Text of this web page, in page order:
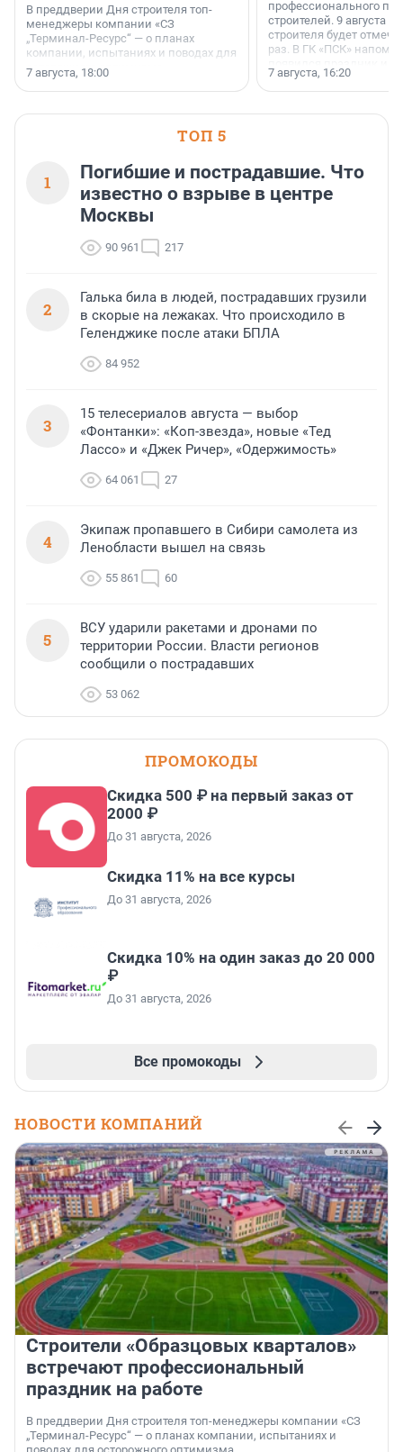
В преддверии Дня строителя топ-
менеджеры компании «СЗ
„Терминал-Ресурс“ — о планах
компании, испытаниях и поводах для
осторожного оптимизма.
7 августа, 18:00
профессионального
строителей. 9 августа
строителя будет
раз. В ГК «ПСК»
поменялась роль
7 августа, 16:20
ТОП 5
1
Погибшие и пострадавшие. Что
известно о взрыве в центре
Москвы
90 961 217
2
Галька била в людей, пострадавших грузили
в скорые на лежаках. Что происходило в
Геленджике после атаки БПЛА
84 952
3
15 телесериалов августа — выбор
«Фонтанки»: «Коп-звезда», новые «Тед
Лассо» и «Джек Ричер», «Одержимость»
64 061 27
4
Экипаж пропавшего в Сибири самолета из
Ленобласти вышел на связь
55 861 60
5
ВСУ ударили ракетами и дронами по
территории России. Власти регионов
сообщили о пострадавших
53 062
ПРОМОКОДЫ
Скидка 500 ₽ на первый заказ от
2000 ₽
До 31 августа, 2026
Скидка 11% на все курсы
До 31 августа, 2026
Скидка 10% на один заказ до 20 000
₽
До 31 августа, 2026
Все промокоды
НОВОСТИ КОМПАНИЙ
Строители «Образцовых кварталов»
встречают профессиональный
праздник на работе
В преддверии Дня строителя топ-менеджеры компании «СЗ
„Терминал-Ресурс“ — о планах компании, испытаниях и